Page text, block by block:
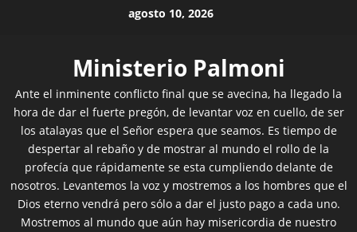
agosto 10, 2026
Ministerio Palmoni
Ante el inminente conflicto final que se avecina, ha llegado la
hora de dar el fuerte pregón, de levantar voz en cuello, de ser
los atalayas que el Señor espera que seamos. Es tiempo de
despertar al rebaño y de mostrar al mundo el rollo de la
profecía que rápidamente se esta cumpliendo delante de
nosotros. Levantemos la voz y mostremos a los hombres que el
Dios eterno vendrá pero sólo a dar el justo pago a cada uno.
Mostremos al mundo que aún hay misericordia de nuestro